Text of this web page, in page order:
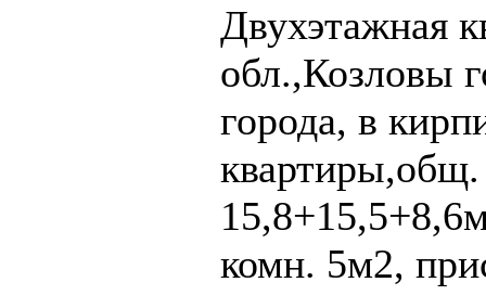
Двухэтажная
обл.,Козловы
города, в
комн. 5м2,